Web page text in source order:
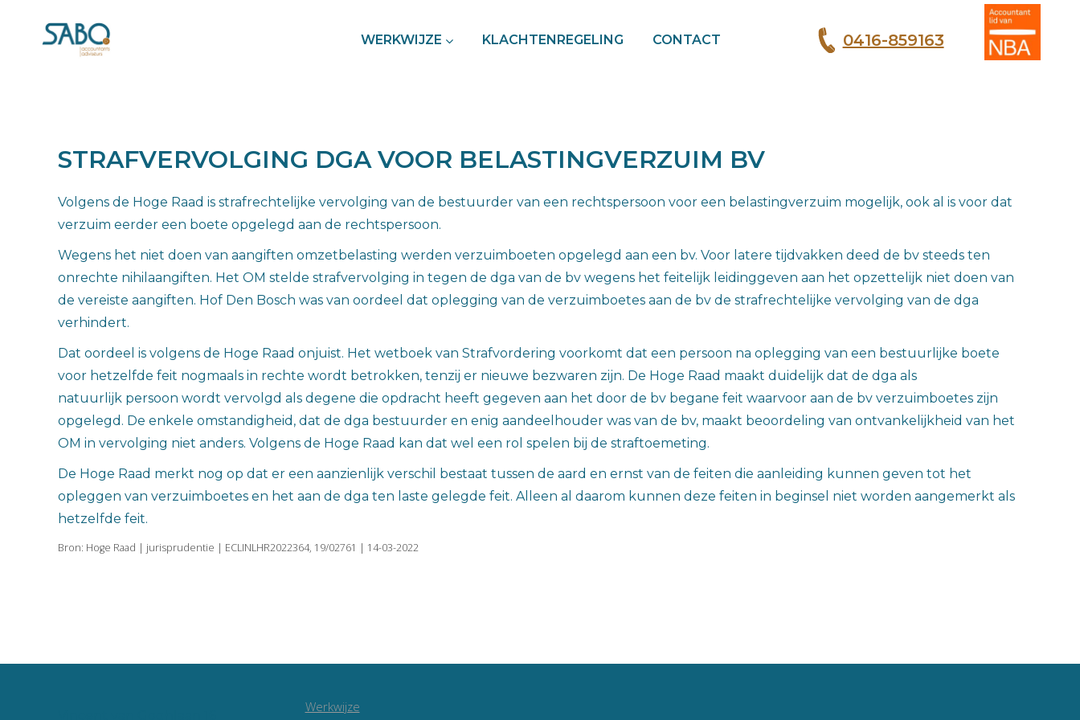
WERKWIJZE KLACHTENREGELING CONTACT 0416-859163
STRAFVERVOLGING DGA VOOR BELASTINGVERZUIM BV
Volgens de Hoge Raad is strafrechtelijke vervolging van de bestuurder van een rechtspersoon voor een belastingverzuim mogelijk, ook al is voor dat
verzuim eerder een boete opgelegd aan de rechtspersoon.
Wegens het niet doen van aangiften omzetbelasting werden verzuimboeten opgelegd aan een bv. Voor latere tijdvakken deed de bv steeds ten
onrechte nihilaangiften. Het OM stelde strafvervolging in tegen de dga van de bv wegens het feitelijk leidinggeven aan het opzettelijk niet doen van
de vereiste aangiften. Hof Den Bosch was van oordeel dat oplegging van de verzuimboetes aan de bv de strafrechtelijke vervolging van de dga
verhindert.
Dat oordeel is volgens de Hoge Raad onjuist. Het wetboek van Strafvordering voorkomt dat een persoon na oplegging van een bestuurlijke boete
voor hetzelfde feit nogmaals in rechte wordt betrokken, tenzij er nieuwe bezwaren zijn. De Hoge Raad maakt duidelijk dat de dga als
natuurlijk persoon wordt vervolgd als degene die opdracht heeft gegeven aan het door de bv begane feit waarvoor aan de bv verzuimboetes zijn
opgelegd. De enkele omstandigheid, dat de dga bestuurder en enig aandeelhouder was van de bv, maakt beoordeling van ontvankelijkheid van het
OM in vervolging niet anders. Volgens de Hoge Raad kan dat wel een rol spelen bij de straftoemeting.
De Hoge Raad merkt nog op dat er een aanzienlijk verschil bestaat tussen de aard en ernst van de feiten die aanleiding kunnen geven tot het
opleggen van verzuimboetes en het aan de dga ten laste gelegde feit. Alleen al daarom kunnen deze feiten in beginsel niet worden aangemerkt als
hetzelfde feit.
Bron: Hoge Raad | jurisprudentie | ECLINLHR2022364, 19/02761 | 14-03-2022
Werkwijze